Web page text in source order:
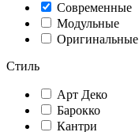
Современные
Модульные
Оригинальные
Стиль
Арт Деко
Барокко
Кантри